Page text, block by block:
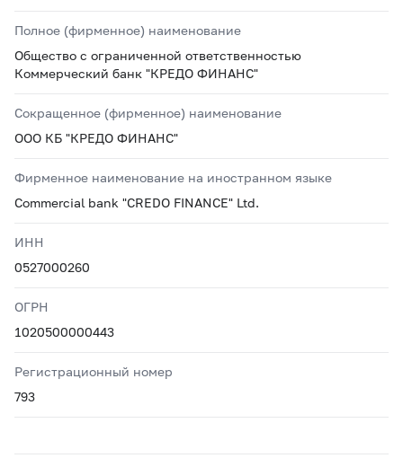
Полное (фирменное) наименование
Общество с ограниченной ответственностью
Коммерческий банк "КРЕДО ФИНАНС"
Сокращенное (фирменное) наименование
ООО КБ "КРЕДО ФИНАНС"
Фирменное наименование на иностранном языке
Commercial bank "CREDO FINANCE" Ltd.
ИНН
0527000260
ОГРН
1020500000443
Регистрационный номер
793